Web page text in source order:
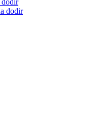
dodir
dodir